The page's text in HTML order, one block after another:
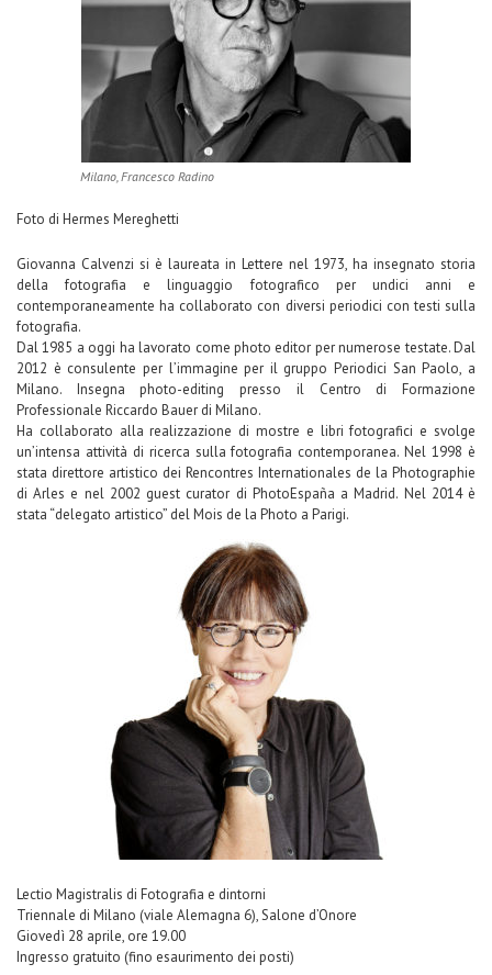
Milano, Francesco Radino
Foto di Hermes Mereghetti
Giovanna Calvenzi si è laureata in Lettere nel 1973, ha insegnato storia
della fotografia e linguaggio fotografico per undici anni e
contemporaneamente ha collaborato con diversi periodici con testi sulla
fotografia.
Dal 1985 a oggi ha lavorato come photo editor per numerose testate. Dal
2012 è consulente per l’immagine per il gruppo Periodici San Paolo, a
Milano. Insegna photo-editing presso il Centro di Formazione
Professionale Riccardo Bauer di Milano.
Ha collaborato alla realizzazione di mostre e libri fotografici e svolge
un’intensa attività di ricerca sulla fotografia contemporanea. Nel 1998 è
stata direttore artistico dei Rencontres Internationales de la Photographie
di Arles e nel 2002 guest curator di PhotoEspaña a Madrid. Nel 2014 è
stata “delegato artistico” del Mois de la Photo a Parigi.
Lectio Magistralis di Fotografia e dintorni
Triennale di Milano (viale Alemagna 6), Salone d’Onore
Giovedì 28 aprile, ore 19.00
Ingresso gratuito (fino esaurimento dei posti)